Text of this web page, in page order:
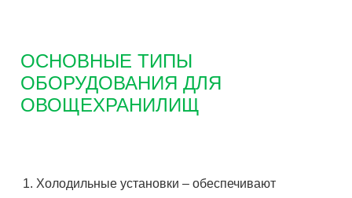
ОСНОВНЫЕ ТИПЫ
ОБОРУДОВАНИЯ ДЛЯ
ОВОЩЕХРАНИЛИЩ
Холодильные установки – обеспечивают